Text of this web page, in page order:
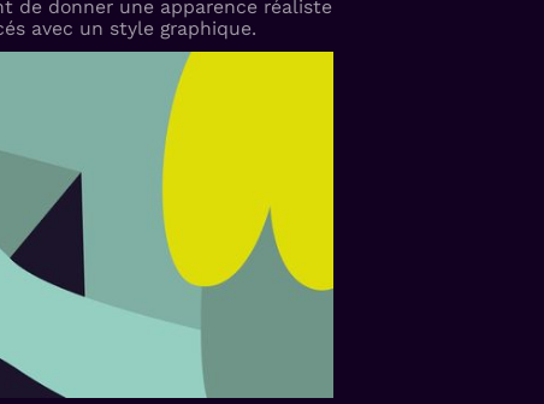
de donner une apparence réaliste
avec un style graphique.